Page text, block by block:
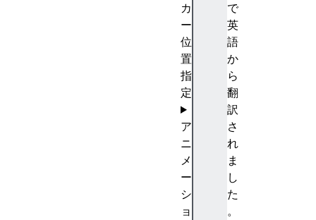
で
英
語
か
ら
翻
訳
さ
れ
ま
し
た
。
カ
ー
位
置
指
定
ア
ニ
メ
ー
シ
ョ